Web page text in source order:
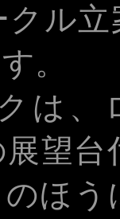
クル
。
は、
展望
ほ